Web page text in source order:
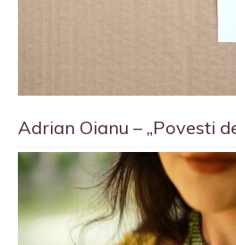
Adrian Oianu – „Povesti